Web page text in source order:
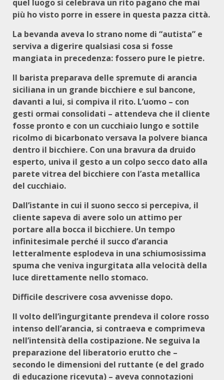
quel luogo si celebrava un rito pagano che mai
più ho visto porre in essere in questa pazza città.
La bevanda aveva lo strano nome di “autista” e
serviva a digerire qualsiasi cosa si fosse
mangiata in precedenza: fossero pure le pietre.
Il barista preparava delle spremute di arancia
siciliana in un grande bicchiere e sul bancone,
davanti a lui, si compiva il rito. L’uomo – con
gesti ormai consolidati – attendeva che il cliente
fosse pronto e con un cucchiaio lungo e sottile
ricolmo di bicarbonato versava la polvere bianca
dentro il bicchiere. Con una bravura da druido
esperto, univa il gesto a un colpo secco dato alla
parete vitrea del bicchiere con l’asta metallica
del cucchiaio.
Dall’istante in cui il suono secco si percepiva, il
cliente sapeva di avere solo un attimo per
portare alla bocca il bicchiere. Un tempo
infinitesimale perché il succo d’arancia
letteralmente esplodeva in una schiumosissima
spuma che veniva ingurgitata alla velocità della
luce direttamente nello stomaco.
Difficile descrivere cosa avvenisse dopo.
Il volto dell’ingurgitante prendeva il colore rosso
intenso dell’arancia, si contraeva e comprimeva
nell’intensità della costipazione. Ne seguiva la
preparazione del liberatorio erutto che –
secondo le dimensioni del ruttante (e del grado
di educazione ricevuta) – aveva connotazioni